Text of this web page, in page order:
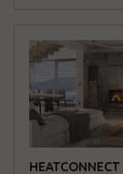
HEATCONNECT